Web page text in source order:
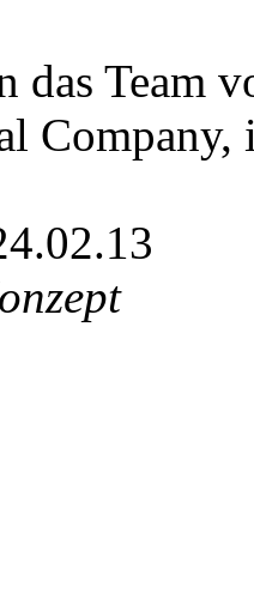
das Team
Company,